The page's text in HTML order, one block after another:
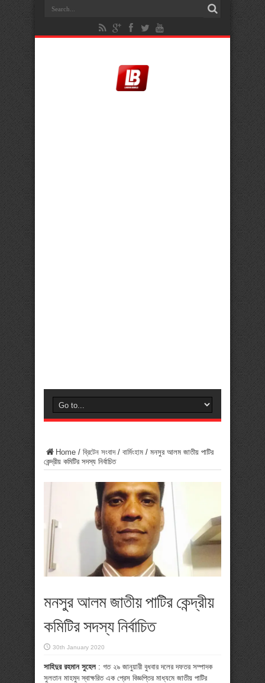
Home / ব্রিটেন সংবাদ/ বার্মিংহাম / মনসুর আলম জাতীয় পাটির
কেন্দ্রীয় কমিটির সদস্য নির্বাচিত
মনসুর আলম জাতীয় পাটির কেন্দ্রীয়
কমিটির সদস্য নির্বাচিত
30th January 2020
সাহিদুর রহমান সুহেল : গত ২৯ জানুয়ারী বুধবার দলের দফতর সম্পাদক
সুলতান মাহমুদ স্বাক্ষরিত এক প্রেস বিজ্ঞপ্তির মাধ্যমে জাতীয় পাটির